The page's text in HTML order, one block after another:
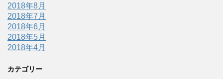
2018年8月
2018年7月
2018年6月
2018年5月
2018年4月
カテゴリー